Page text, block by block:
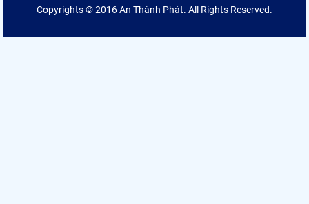
Copyrights © 2016 An Thành Phát. All Rights Reserved.